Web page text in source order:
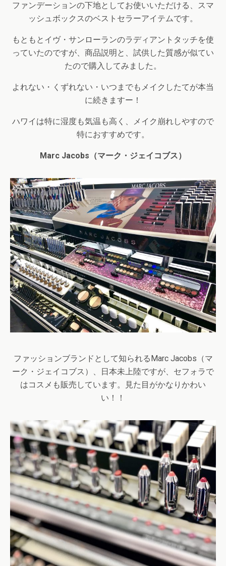
ファンデーションの下地としてお使いいただける、スマ
ッシュボックスのベストセラーアイテムです。
もともとイヴ・サンローランのラディアントタッチを使
っていたのですが、商品説明と、試供した質感が似てい
たので購入してみました。
よれない・くずれない・いつまでもメイクしたてが本当
に続きますー！
ハワイは特に湿度も気温も高く、メイク崩れしやすので
特におすすめです。
Marc Jacobs （マーク・ジェイコブス）
ファッションブランドとして知られる Marc Jacobs （マ
ーク・ジェイコブス）、日本未上陸ですが、セフォラで
はコスメも販売しています。見た目がかなりかわい
い！！